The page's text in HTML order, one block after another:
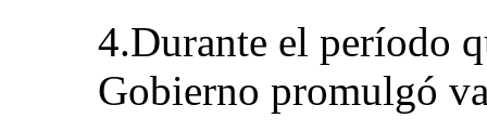
4.Durante el período
Gobierno promulgó